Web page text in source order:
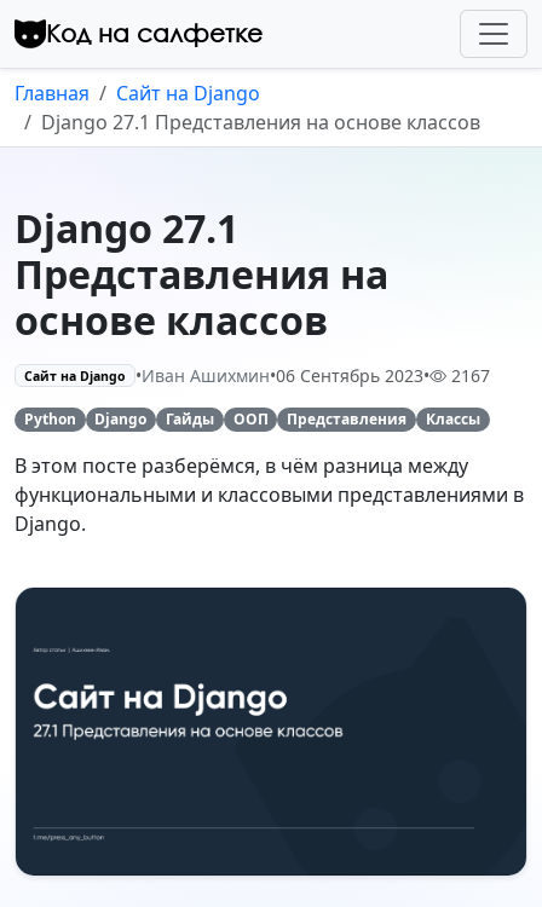
Перейти к контенту
Код на салфетке
Главная
Сайт на Django
Django 27.1 Представления на основе классов
Django 27.1
Представления на
основе классов
Сайт на Django •Иван Ашихмин•06 Сентябрь 2023• 2167
Python Django Гайды ООП Представления Классы
В этом посте разберёмся, в чём разница между
функциональными и классовыми представлениями в
Django.